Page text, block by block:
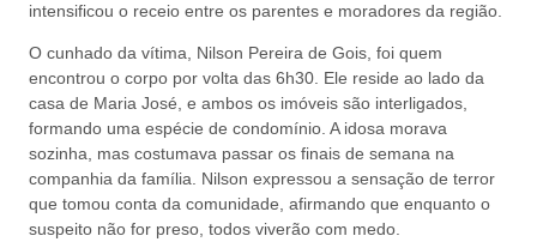
intensificou o receio entre os parentes e moradores da região.
O cunhado da vítima, Nilson Pereira de Gois, foi quem
encontrou o corpo por volta das 6h30. Ele reside ao lado da
casa de Maria José, e ambos os imóveis são interligados,
formando uma espécie de condomínio. A idosa morava
sozinha, mas costumava passar os finais de semana na
companhia da família. Nilson expressou a sensação de terror
que tomou conta da comunidade, afirmando que enquanto o
suspeito não for preso, todos viverão com medo.